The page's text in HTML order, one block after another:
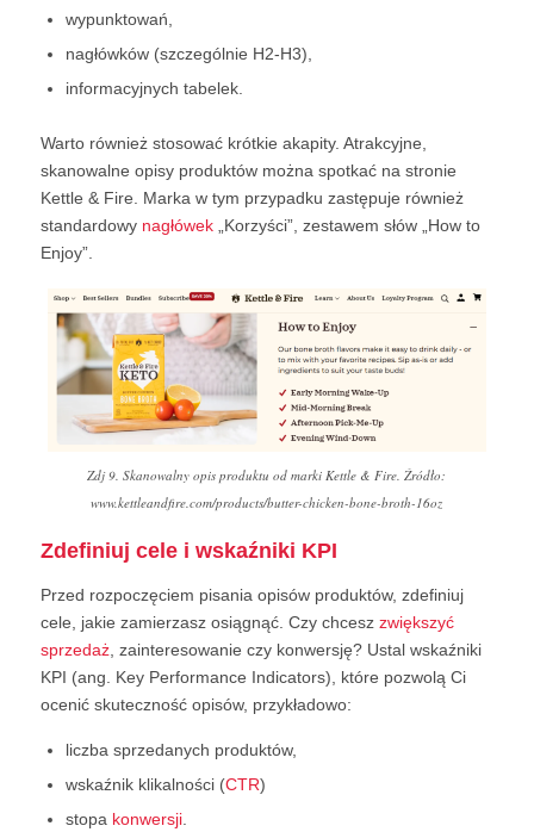
wypunktowań,
nagłówków (szczególnie H2-H3),
informacyjnych tabelek.
Warto również stosować krótkie akapity. Atrakcyjne,
skanowalne opisy produktów można spotkać na stronie
Kettle & Fire. Marka w tym przypadku zastępuje również
standardowy nagłówek„Korzyści”, zestawem słów „How to
Enjoy”.
Zdj 9. Skanowalny opis produktu od marki Kettle & Fire. Źródło:
www.kettleandfire.com/products/butter-chicken-bone-broth-16oz
Zdefiniuj cele i wskaźniki KPI
Przed rozpoczęciem pisania opisów produktów, zdefiniuj
cele, jakie zamierzasz osiągnąć. Czy chcesz zwiększyć
sprzedaż, zainteresowanie czy konwersję? Ustal wskaźniki
KPI (ang. Key Performance Indicators), które pozwolą Ci
ocenić skuteczność opisów, przykładowo:
liczba sprzedanych produktów,
wskaźnik klikalności (CTR)
stopa konwersji.